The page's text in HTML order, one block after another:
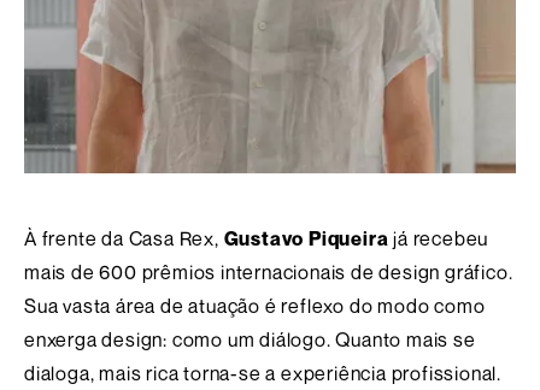
À frente da Casa Rex, Gustavo Piqueira já recebeu
mais de 600 prêmios internacionais de design gráfico.
Sua vasta área de atuação é reflexo do modo como
enxerga design: como um diálogo. Quanto mais se
dialoga, mais rica torna-se a experiência profissional.